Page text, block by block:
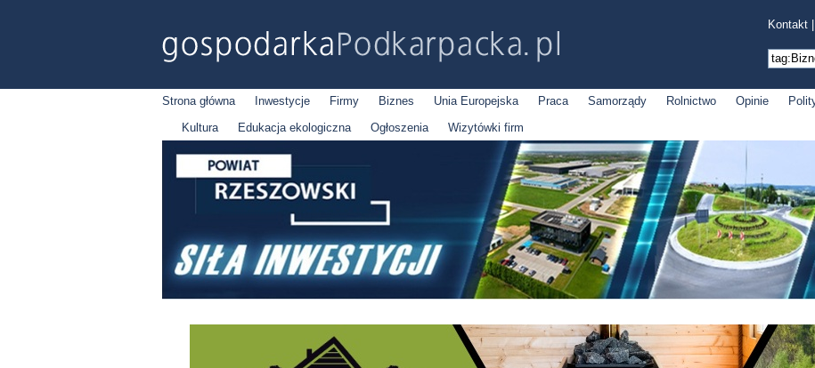
Kontakt
Strona główna Inwestycje Firmy Biznes Unia Europejska Praca Samorządy Rolnictwo Opinie
Kultura
Edukacja ekologiczna Ogłoszenia Wizytówki firm